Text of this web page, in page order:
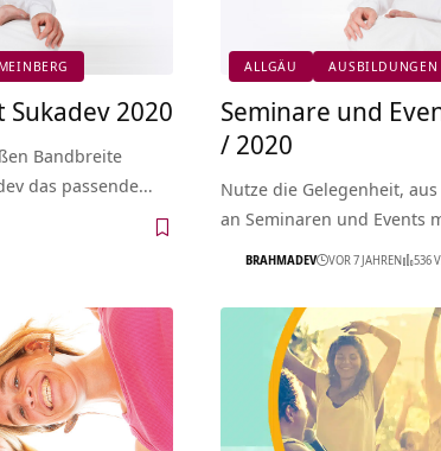
2020
Bandbreite
das passende…
ALLGÄU AUSBILDUNGEN
Seminare und
/ 2020
Nutze die Gelegenheit,
an Seminaren und Events
BRAHMADEV VOR 7 JAHREN 536